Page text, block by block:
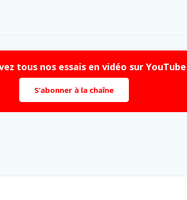
tous nos essais en vidéo sur
S’abonner à la chaîne